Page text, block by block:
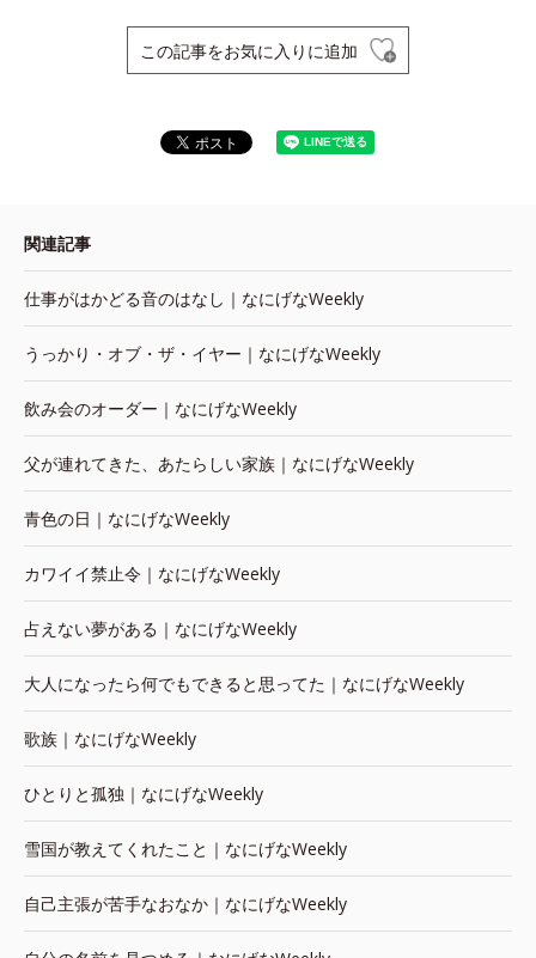
この記事をお気に入りに追加
関連記事
仕事がはかどる音のはなし｜なにげなWeekly
うっかり・オブ・ザ・イヤー｜なにげなWeekly
飲み会のオーダー｜なにげなWeekly
父が連れてきた、あたらしい家族｜なにげなWeekly
青色の日｜なにげなWeekly
カワイイ禁止令｜なにげなWeekly
占えない夢がある｜なにげなWeekly
大人になったら何でもできると思ってた｜なにげなWeekly
歌族｜なにげなWeekly
ひとりと孤独｜なにげなWeekly
雪国が教えてくれたこと｜なにげなWeekly
自己主張が苦手なおなか｜なにげなWeekly